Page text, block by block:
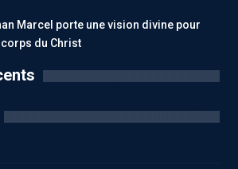
Marcel porte une vision divine pour
du Christ